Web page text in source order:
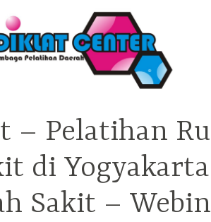
– Pelatihan
di
Sakit –